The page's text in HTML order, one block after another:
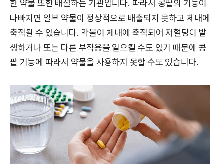
한 약물 또한 배설하는 기관입니다. 따라서 콩팥의 기능이
나빠지면 일부 약물이 정상적으로 배출되지 못하고 체내에
축적될 수 있습니다. 약물이 체내에 축적되어 저혈당이 발
생하거나 또는 다른 부작용을 일으킬 수도 있기 때문에 콩
팥 기능에 따라서 약물을 사용하지 못할 수도 있습니다.